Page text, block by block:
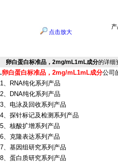
点击放大
产
卵白蛋白标准品，2mg/mL1mL成分的详细
.卵白蛋白标准品，2mg/mL1mL成分公司
1、RNA纯化系列产品
2、DNA纯化系列产品
3、电泳及回收系列产品
4、探针标记及检测系列产品
5、核酸扩增系列产品
6、克隆表达系列产品
7、基因组研究系列产品
8、蛋白质研究系列产品